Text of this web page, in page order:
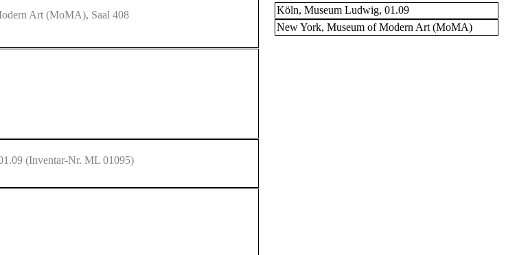
Art (MoMA), Saal 408
(Inventar-Nr. ML 01095)
Köln, Museum Ludwig, 01.09
New York, Museum of Modern Art (MoMA)